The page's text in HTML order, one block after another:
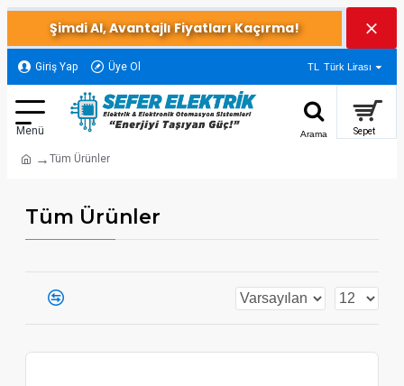
Şimdi Al, Avantajlı Fiyatları Kaçırma!
Giriş Yap Üye Ol TL Türk Lirası
Tüm Ürünler
Tüm Ürünler